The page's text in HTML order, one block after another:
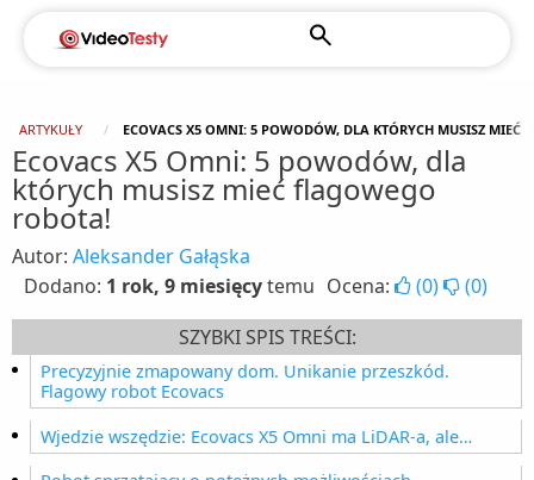
ARTYKUŁY ECOVACS X5 OMNI: 5 POWODÓW, DLA KTÓRYCH MUSISZ MIEĆ
Ecovacs X5 Omni: 5 powodów, dla
których musisz mieć flagowego
robota!
Autor: Aleksander Gałąska
Dodano: 1 rok, 9 miesięcytemu Ocena: (0) (0)
SZYBKI SPIS TREŚCI:
Precyzyjnie zmapowany dom. Unikanie przeszkód.
Flagowy robot Ecovacs
Wjedzie wszędzie: Ecovacs X5 Omni ma LiDAR-a, ale…